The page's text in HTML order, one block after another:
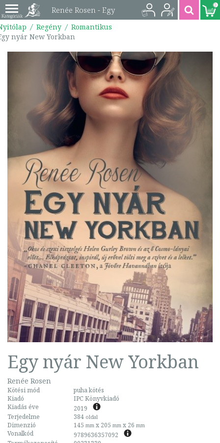
Renée Rosen - Egy
nyár New Yorkban |
9789636357092
0
Regény
Romantikus
nyár New Yorkban
Egy nyár New Yorkban
Renée Rosen
Kötési mód
puha kötés
Kiadó
IPC Könyvkiadó
Kiadás éve
2019
Terjedelme
384 oldal
Dimenzió 145 mm x 205 mm x 26 mm
Vonalkód
9789636357092